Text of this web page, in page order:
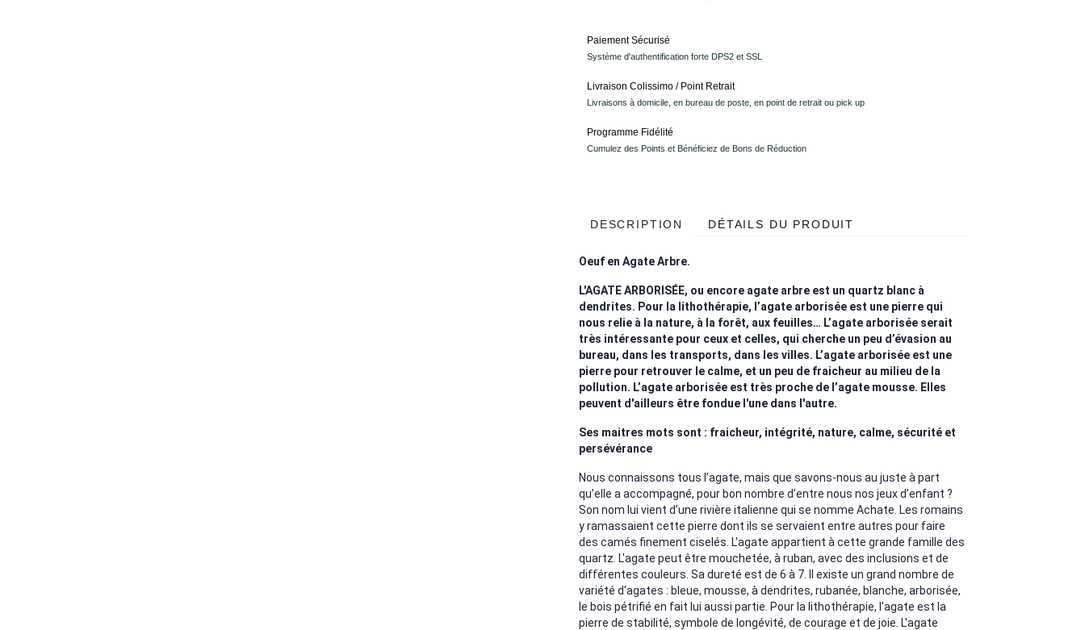
Paiement Sécurisé
Système d'authentification forte DPS2 et SSL
Livraison Colissimo / Point Retrait
Livraisons à domicile, en bureau de poste, en point de retrait ou pick up
Programme Fidélité
Cumulez des Points et Bénéficiez de Bons de Réduction
DESCRIPTION DÉTAILS DU PRODUIT
Oeuf en Agate Arbre.
L'AGATE ARBORISÉE, ou encore agate arbre est un quartz blanc à
dendrites. Pour la lithothérapie, l’agate arborisée est une pierre qui
nous relie à la nature, à la forêt, aux feuilles… L’agate arborisée serait
très intéressante pour ceux et celles, qui cherche un peu d’évasion au
bureau, dans les transports, dans les villes. L’agate arborisée est une
pierre pour retrouver le calme, et un peu de fraicheur au milieu de la
pollution. L’agate arborisée est très proche de l’agate mousse. Elles
peuvent d'ailleurs être fondue l'une dans l'autre.
Ses maitres mots sont : fraicheur, intégrité, nature, calme, sécurité et
persévérance
Nous connaissons tous l’agate, mais que savons-nous au juste à part
qu’elle a accompagné, pour bon nombre d’entre nous nos jeux d’enfant ?
Son nom lui vient d’une rivière italienne qui se nomme Achate. Les romains
y ramassaient cette pierre dont ils se servaient entre autres pour faire
des camés finement ciselés. L'agate appartient à cette grande famille des
quartz. L'agate peut être mouchetée, à ruban, avec des inclusions et de
différentes couleurs. Sa dureté est de 6 à 7. Il existe un grand nombre de
variété d'agates : bleue, mousse, à dendrites, rubanée, blanche, arborisée,
le bois pétrifié en fait lui aussi partie. Pour la lithothérapie, l'agate est la
pierre de stabilité, symbole de longévité, de courage et de joie. L'agate